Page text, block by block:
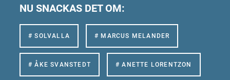
NU SNACKAS DET OM:
# SOLVALLA # MARCUS MELANDER
# ÅKE SVANSTEDT # ANETTE LORENTZON